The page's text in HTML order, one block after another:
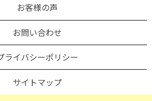
お客様の声
お問い合わせ
ライバシーポリシー
サイトマップ